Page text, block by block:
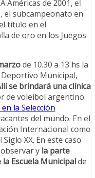
Américas de 2001, el
el subcampeonato en
título en el
de oro en los Juegos
de 10.30 a 13 hs la
Municipal,
se brindará una clínica
de voleibol argentino.
la Selección
del mundo. En el
Internacional como
XX. En este caso
y la parte
Escuela Municipalde